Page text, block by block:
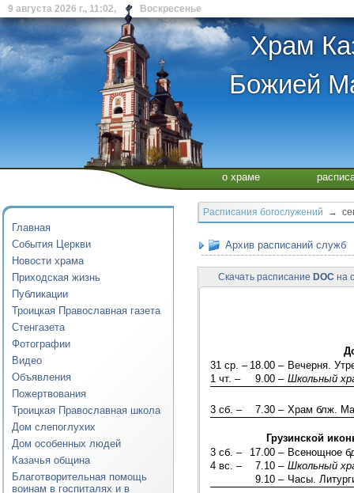
9 августа 2026 г., 11:02, Воскресенье
Храм
Божией
о храме
Главная
События Церкви
Новости храма
Приходская жизнь
Публикации
Троицкая Православная газета
Стенгазета
Фотографии
Видео
Объявления
Пожертвования
Троицкая Православная школа
Дом слепоглухих
Дом особенных людей
Казачья община
Благотворительная помощь
воинам в госпиталях и в
Расписания богослужений →
Архив расписаний служб
Скачать расписание DOC на
31 ср. – 18.00 – Вечерня.
1 чт. –
9.00 – Школьный
3 сб. – 7.30 – Храм блж.
Грузинской
3 сб. –
17.00 – Всенощное
4 вс. –
7.10 – Школьный
9.10 – Часы.